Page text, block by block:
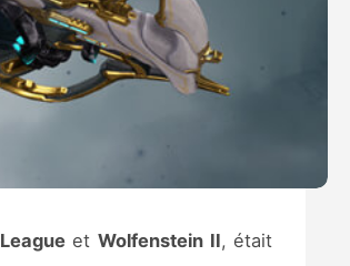
League et Wolfenstein II, était